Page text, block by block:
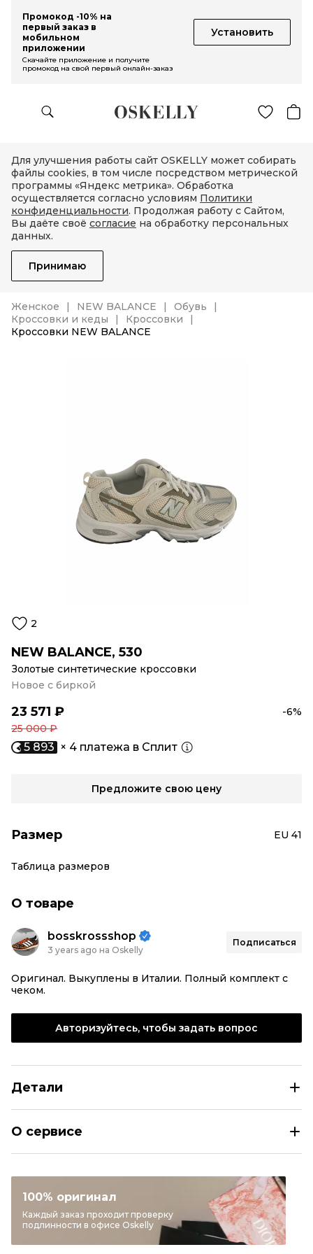
Промокод -10% на
первый заказ в
мобильном
приложении
Установить
Скачайте приложение и получите
промокод на свой первый онлайн-заказ
Для улучшения работы сайт OSKELLY может собирать
файлы cookies, в том числе посредством метрической
программы «Яндекс метрика». Обработка
осуществляется согласно условиям Политики
конфиденциальности. Продолжая работу с Сайтом,
Вы даёте своё согласие на обработку персональных
данных.
Принимаю
Женское NEW BALANCE
Обувь
Кроссовки и кеды
Кроссовки
Кроссовки NEW BALANCE
2
NEW BALANCE, 530
Золотые синтетические кроссовки
Новое с биркой
23 571 ₽
-6%
25 000 ₽
5 893 × 4 платежа в Сплит
Предложите свою цену
Размер EU 41
Таблица размеров
О товаре
bosskrossshop
3 years ago на Oskelly
Подписаться
Оригинал. Выкуплены в Италии. Полный комплект с
чеком.
Авторизуйтесь, чтобы задать вопрос
Детали
Категория
Бренд
NEW BALANCE
Модель
530
О сервисе
100% оригинал
Каждый заказ проходит проверку
подлинности в офисе Oskelly